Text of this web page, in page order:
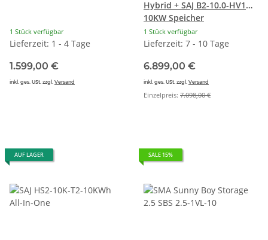
1 Stück verfügbar
Lieferzeit: 1 - 4 Tage
1.599,00 €
inkl. ges. USt. zzgl. Versand
Hybrid + SAJ B2-10.0-HV1
10KW Speicher
1 Stück verfügbar
Lieferzeit: 7 - 10 Tage
6.899,00 €
inkl. ges. USt. zzgl. Versand
Einzelpreis: 7.098,00 €
AUF LAGER SALE 15%